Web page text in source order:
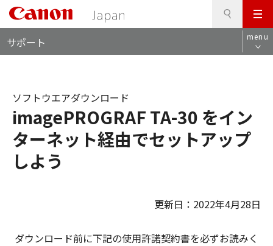
メ
ニ
ュ
サポート menu
imagePROGRAF TA-30 をイン
ターネット経由でセットアップ
しよう
ソフトウエアダウンロード
更新日：2022年4月28日
ダウンロード前に下記の使用許諾契約書を必ずお読みく